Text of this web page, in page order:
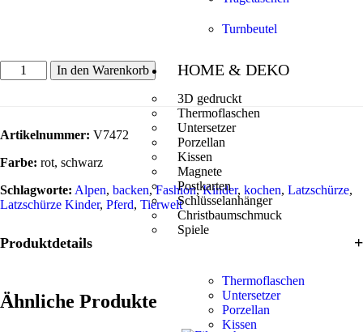
Turnbeutel
HOME & DEKO
3D gedruckt
Thermoflaschen
Untersetzer
Porzellan
Kissen
Magnete
Postkarten
Schlüsselanhänger
Christbaumschmuck
Spiele
Thermoflaschen
Untersetzer
Porzellan
Kissen
In den Warenkorb
Artikelnummer: V7472
Farbe: rot, schwarz
Schlagworte: Alpen, backen,Fashion,Kinder, kochen, Latzschürze,
Latzschürze Kinder, Pferd, Tierwelt
Produktdetails
Ähnliche Produkte